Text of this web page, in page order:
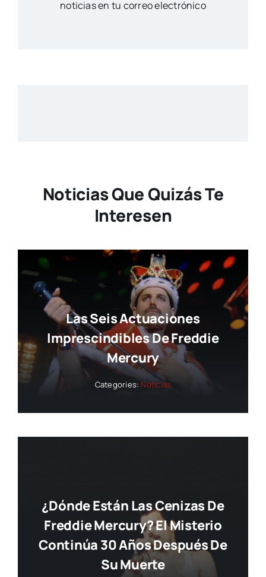
noticias en tu correo electrónico
Noticias Que Quizás Te
Interesen
Las Seis Actuaciones
Imprescindibles De Freddie
Mercury
Categories: Noticias
¿Dónde Están Las Cenizas De
Freddie Mercury? El Misterio
Continúa 30 Años Después De
Su Muerte